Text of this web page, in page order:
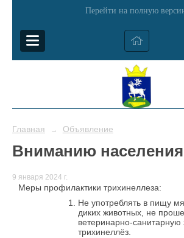
Перейти на полную
Главная → Объявление
Вниманию населения
9 января 2024 г.
Меры профилактики трихинеллеза:
Не употреблять в пищу
диких животных, не
ветеринарно-санитарную
трихинеллёз.